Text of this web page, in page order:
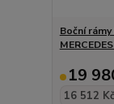
Boční
19
16 512 Kč